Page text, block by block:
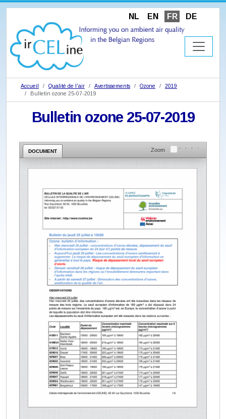
NL EN FR DE
Accueil Qualité de l'air Avertissements Ozone
2019
Bulletin ozone 25-07-2019
Bulletin ozone 25-07-2019
DOCUMENT Zoom